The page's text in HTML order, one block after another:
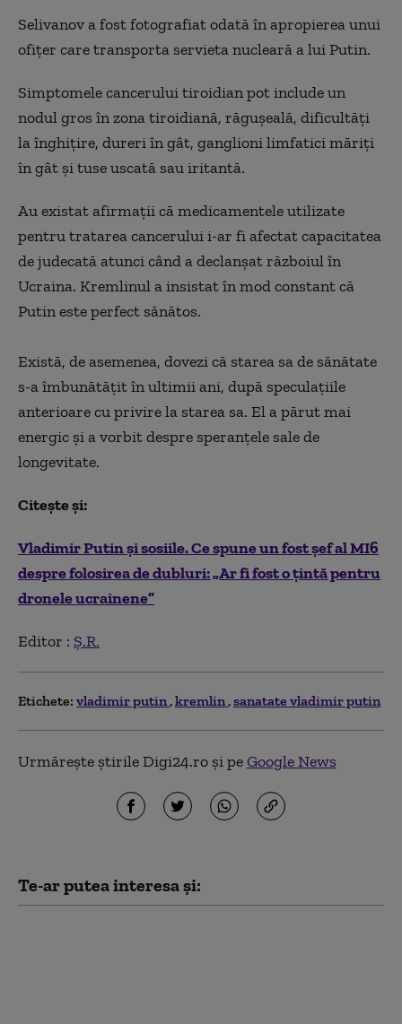
Selivanov a fost fotografiat odată în apropierea unui
ofiţer care transporta servieta nucleară a lui Putin.
Simptomele cancerului tiroidian pot include un
nodul gros în zona tiroidiană, răguşeală, dificultăţi
la înghiţire, dureri în gât, ganglioni limfatici măriţi
în gât şi tuse uscată sau iritantă.
Au existat afirmaţii că medicamentele utilizate
pentru tratarea cancerului i-ar fi afectat capacitatea
de judecată atunci când a declanşat războiul în
Ucraina. Kremlinul a insistat în mod constant că
Putin este perfect sănătos.
Există, de asemenea, dovezi că starea sa de sănătate
s-a îmbunătăţit în ultimii ani, după speculaţiile
anterioare cu privire la starea sa. El a părut mai
energic şi a vorbit despre speranţele sale de
longevitate.
Citește și:
Vladimir Putin și sosiile. Ce spune un fost șef al MI6
despre folosirea de dubluri: „Ar fi fost o țintă pentru
dronele ucrainene”
Editor : Ș.R.
Etichete: vladimir putin kremlin sanatate vladimir putin
Urmărește știrile Digi24.ro și peGoogle News
Te-ar putea interesa și: